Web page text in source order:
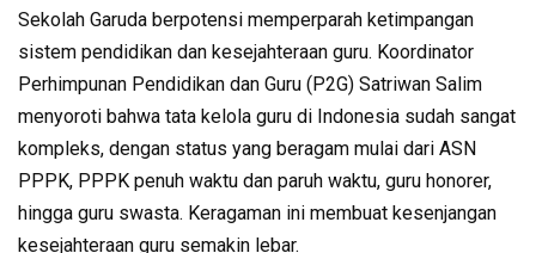
Sekolah Garuda berpotensi memperparah ketimpangan
sistem pendidikan dan kesejahteraan guru. Koordinator
Perhimpunan Pendidikan dan Guru (P2G) Satriwan Salim
menyoroti bahwa tata kelola guru di Indonesia sudah sangat
kompleks, dengan status yang beragam mulai dari ASN
PPPK, PPPK penuh waktu dan paruh waktu, guru honorer,
hingga guru swasta. Keragaman ini membuat kesenjangan
kesejahteraan guru semakin lebar.